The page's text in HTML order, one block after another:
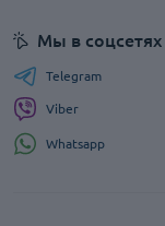
Мы в соцсетях
Telegram
Viber
Whatsapp